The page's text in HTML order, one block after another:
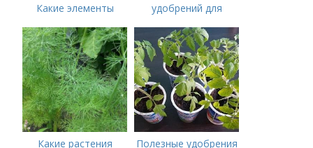
Какие элементы
особенности их
внесения
удобрений для
Минеральное
питание
Какие растения
Полезные удобрения